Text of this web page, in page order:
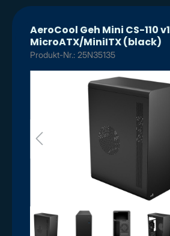
AeroCool Geh Mini CS-110 v1
MicroATX/MiniITX (black)
Produkt-Nr.: 25N35135